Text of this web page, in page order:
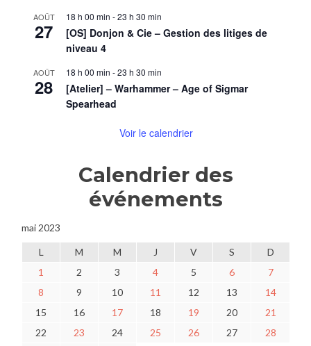
AOÛT
27
18 h 00 min -23 h 30 min
[OS] Donjon & Cie – Gestion des litiges de
niveau 4
AOÛT
28
18 h 00 min -23 h 30 min
[Atelier] – Warhammer – Age of Sigmar
Spearhead
Voir le calendrier
Calendrier des
événements
mai 2023
L M M J V S
D
1
2 3 4 5 6
7
8
9 10 11 12 13
14
15
16 17 18 19 20
21
22
23 24 25 26 27
28